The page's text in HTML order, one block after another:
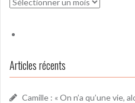
Articles récents
Camille : « On n’a qu’une vie,